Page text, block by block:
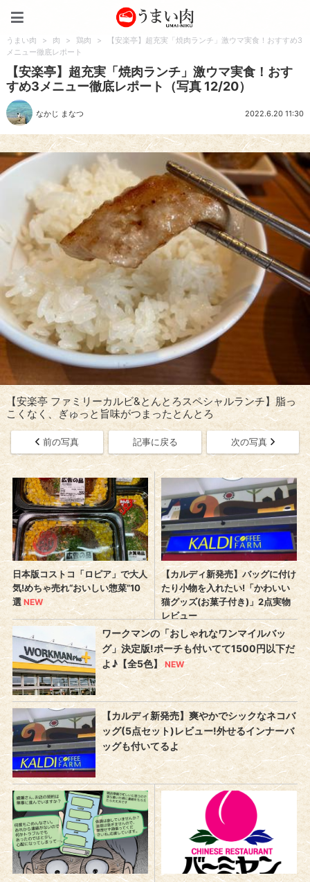
うまい肉 > 肉 > 鶏肉 >
【安楽亭】超充実「焼肉ランチ」激ウマ実食！おすすめ3
メニュー徹底レポート
【安楽亭】超充実「焼肉ランチ」激ウマ実食！おす
すめ3メニュー徹底レポート（写真 12/20）
なかじ まなつ 2022.6.20 11:30
【安楽亭 ファミリーカルビ&とんとろスペシャルランチ】脂っ
こくなく、ぎゅっと旨味がつまったとんとろ
前の写真 記事に戻る 次の写真